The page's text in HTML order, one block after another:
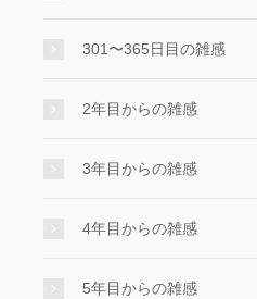
301〜365日目の雑感
2年目からの雑感
3年目からの雑感
4年目からの雑感
5年目からの雑感